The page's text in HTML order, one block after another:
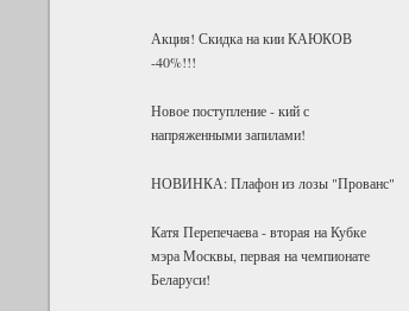
Акция! Скидка на кии КАЮКОВ
-40%!!!
Новое поступление - кий с
напряженными запилами!
НОВИНКА: Плафон из лозы "Прованс"
Катя Перепечаева - вторая на Кубке
мэра Москвы, первая на чемпионате
Беларуси!